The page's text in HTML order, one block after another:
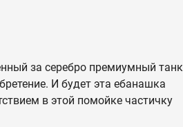
за серебро премиумный танк
И будет эта ебанашка
в этой помойке частичку